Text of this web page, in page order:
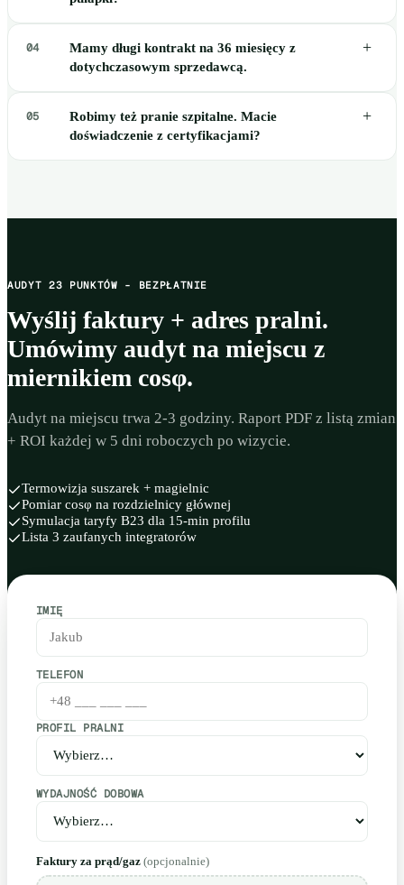
04
Mamy długi kontrakt na 36 miesięcy z
dotychczasowym sprzedawcą.
+
05
Robimy też pranie szpitalne. Macie
doświadczenie z certyfikacjami?
+
AUDYT 23 PUNKTÓW - BEZPŁATNIE
Wyślij faktury + adres pralni.
Umówimy audyt na miejscu z
miernikiem cosφ.
Audyt na miejscu trwa 2-3 godziny. Raport PDF z listą zmian
+ ROI każdej w 5 dni roboczych po wizycie.
Termowizja suszarek + magielnic
Pomiar cosφ na rozdzielnicy głównej
Symulacja taryfy B23 dla 15-min profilu
Lista 3 zaufanych integratorów
IMIĘ
TELEFON
PROFIL PRALNI
WYDAJNOŚĆ DOBOWA
Faktury za prąd/gaz (opcjonalnie)